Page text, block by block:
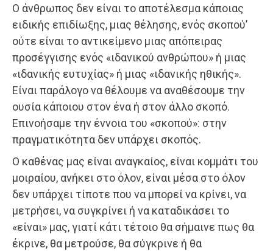
Ο άνθρωπος δεν είναι το αποτέλεσμα κάποιας
ειδικής επιδίωξης, μιας θέλησης, ενός σκοπού’
ούτε είναι το αντικείμενο μιας απόπειρας
προσέγγισης ενός «ιδανικού ανθρώπου» ή μιας
«ιδανικής ευτυχίας» ή μιας «ιδανικής ηθικής».
Είναι παράλογο να θέλουμε να αναθέσουμε την
ουσία κάποιου στον ένα ή στον άλλο σκοπό.
Επινοήσαμε την έννοια του «σκοπού»: στην
πραγματικότητα δεν υπάρχει σκοπός.
Ο καθένας μας είναι αναγκαίος, είναι κομμάτι του
μοιραίου, ανήκει στο όλον, είναι μέσα στο όλον
δεν υπάρχει τίποτε που να μπορεί να κρίνει, να
μετρήσει, να συγκρίνει ή να καταδικάσει το
«είναι» μας, γιατί κάτι τέτοιο θα σήμαινε πως θα
έκρινε, θα μετρούσε, θα σύγκρινε ή θα